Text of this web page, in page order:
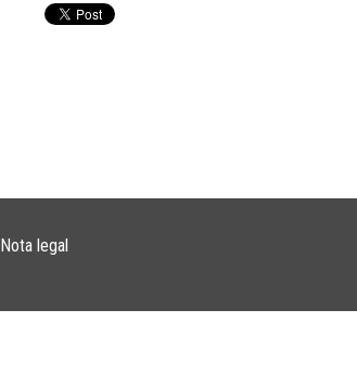
Nota legal